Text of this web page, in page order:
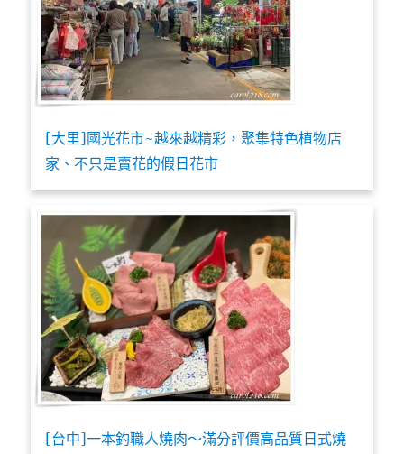
[大里]國光花市~越來越精彩，聚集特色植物店
家、不只是賣花的假日花市
[台中]一本釣職人燒肉～滿分評價高品質日式燒